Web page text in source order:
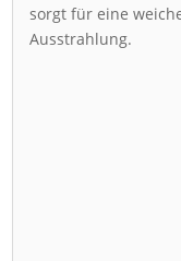
sorgt für eine
Ausstrahlung.